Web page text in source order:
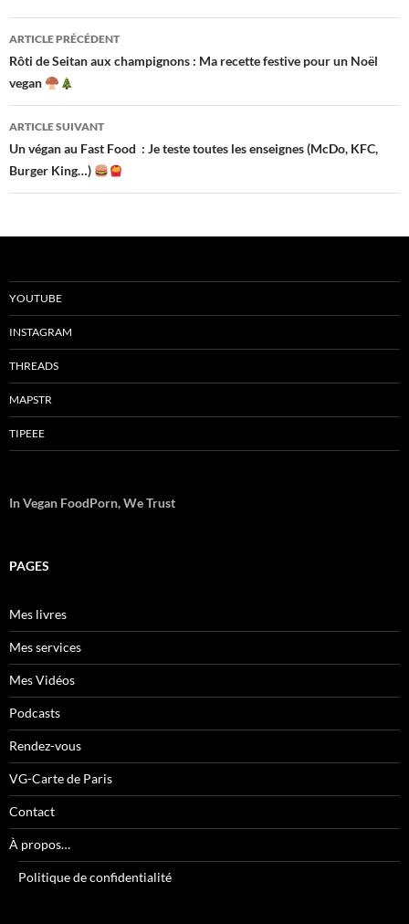
Navigation
des
articles
ARTICLE PRÉCÉDENT
Rôti de Seitan aux champignons : Ma recette festive pour un Noël
vegan
ARTICLE SUIVANT
Un végan au Fast Food : Je teste toutes les enseignes (McDo, KFC,
Burger King…)
YOUTUBE
INSTAGRAM
THREADS
MAPSTR
TIPEEE
In Vegan FoodPorn, We Trust
PAGES
Mes livres
Mes services
Mes Vidéos
Podcasts
Rendez-vous
VG-Carte de Paris
Contact
À propos…
Politique de confidentialité